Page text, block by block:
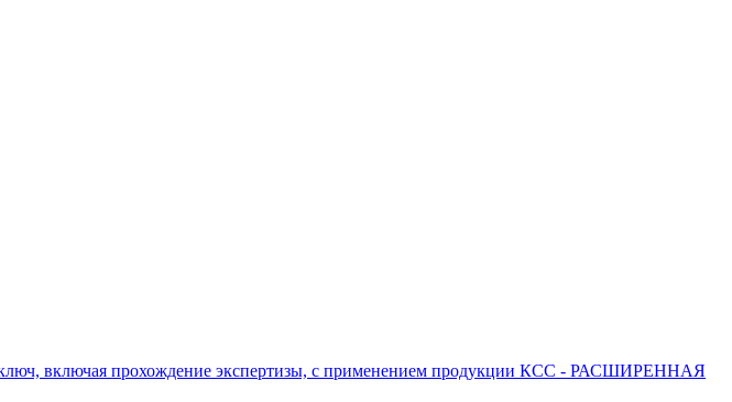
включая прохождение экспертизы, с применением продукции КСС - РАСШИРЕННАЯ